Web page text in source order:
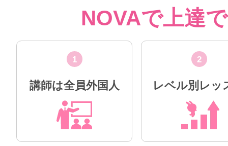
NOVAで上達
1
講師は全員外国人
2
レベル別レッ